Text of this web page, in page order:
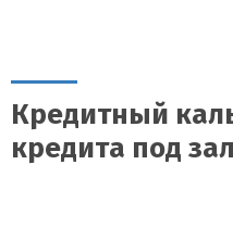
Кредитный
кредита под